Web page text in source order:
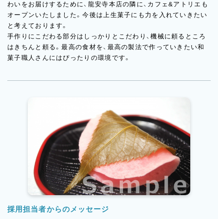
わいをお届けするために、龍安寺本店の隣に、カフェ&アトリエも
オープンいたしました。今後は上生菓子にも力を入れていきたい
と考えております。
手作りにこだわる部分はしっかりとこだわり、機械に頼るところ
はきちんと頼る。最⾼の食材を、最⾼の製法で作っていきたい和
菓子職人さんにはぴったりの環境です。
採用担当者からのメッセージ